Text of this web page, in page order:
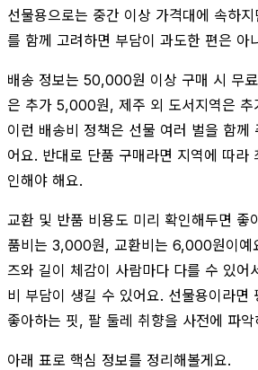
선물용으로는 중간 이상 가격대에 속하
를 함께 고려하면 부담이 과도한 편은 아
배송 정보는 50,000원 이상 구매 시 무
은 추가 5,000원, 제주 외 도서지역은
이런 배송비 정책은 선물 여러 벌을 함께
어요. 반대로 단품 구매라면 지역에 따라
인해야 해요.
교환 및 반품 비용도 미리 확인해두면 좋
품비는 3,000원, 교환비는 6,000원이예
즈와 길이 체감이 사람마다 다를 수 있어
비 부담이 생길 수 있어요. 선물용이라면
좋아하는 핏, 팔 둘레 취향을 사전에 파
아래 표로 핵심 정보를 정리해볼게요.